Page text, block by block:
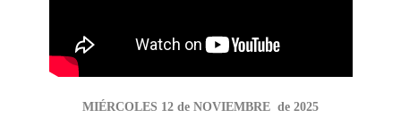
MIÉRCOLES 12 de NOVIEMBRE de 2025